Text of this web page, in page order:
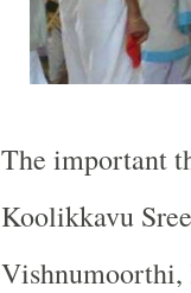
The important
Koolikkavu